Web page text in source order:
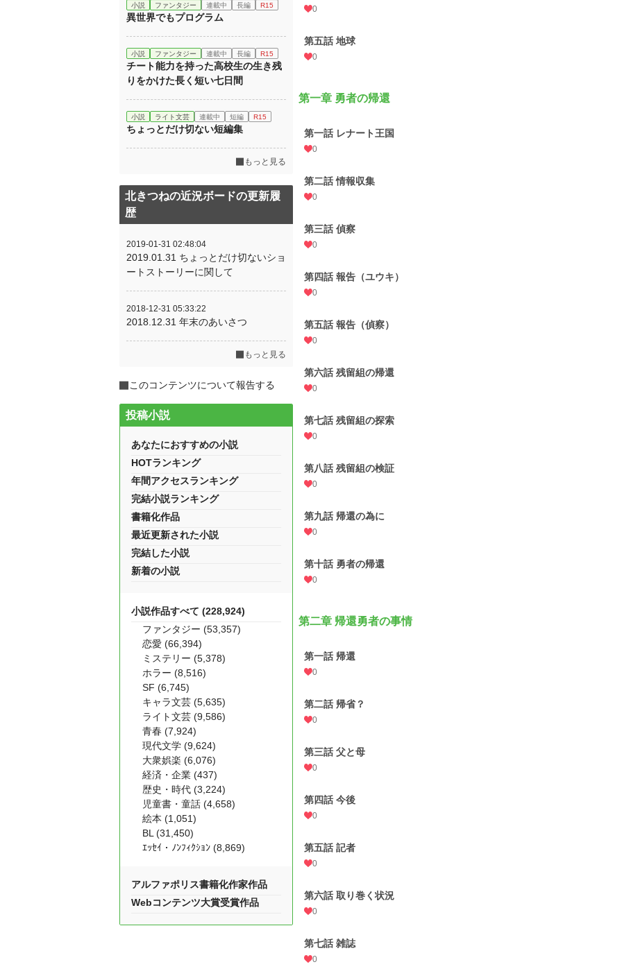
0
第五話 地球
0
第一章 勇者の帰還
第一話 レナート王国
0
第二話 情報収集
0
第三話 偵察
0
第四話 報告（ユウキ）
0
第五話 報告（偵察）
0
第六話 残留組の帰還
0
第七話 残留組の探索
0
第八話 残留組の検証
0
第九話 帰還の為に
0
第十話 勇者の帰還
0
第二章 帰還勇者の事情
第一話 帰還
0
第二話 帰省？
0
第三話 父と母
0
第四話 今後
0
第五話 記者
0
第六話 取り巻く状況
0
第七話 雑誌
0
小説 ファンタジー 連載中 長編 R15
異世界でもプログラム
小説 ファンタジー 連載中 長編 R15
チート能力を持った高校生の生き残
りをかけた長く短い七日間
小説 ライト文芸 連載中 短編 R15
ちょっとだけ切ない短編集
もっと見る
北きつねの近況ボードの更新履
歴
2019-01-31 02:48:04
2019.01.31 ちょっとだけ切ないショ
ートストーリーに関して
2018-12-31 05:33:22
2018.12.31 年末のあいさつ
もっと見る
このコンテンツについて報告する
投稿小説
あなたにおすすめの小説
HOTランキング
年間アクセスランキング
完結小説ランキング
書籍化作品
最近更新された小説
完結した小説
新着の小説
小説作品すべて (228,924)
ファンタジー (53,357)
恋愛 (66,394)
ミステリー (5,378)
ホラー (8,516)
SF (6,745)
キャラ文芸 (5,635)
ライト文芸 (9,586)
青春 (7,924)
現代文学 (9,624)
大衆娯楽 (6,076)
経済・企業 (437)
歴史・時代 (3,224)
児童書・童話 (4,658)
絵本 (1,051)
BL (31,450)
ｴｯｾｲ・ﾉﾝﾌｨｸｼｮﾝ (8,869)
アルファポリス書籍化作家作品
Webコンテンツ大賞受賞作品